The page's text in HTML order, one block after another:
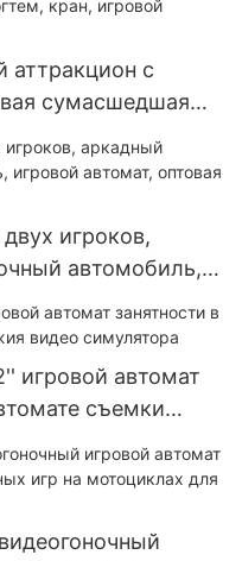
аттракцион с
сумасшедшая
автомат с
игроков,
автомобиль,
игровой автомат
съемки